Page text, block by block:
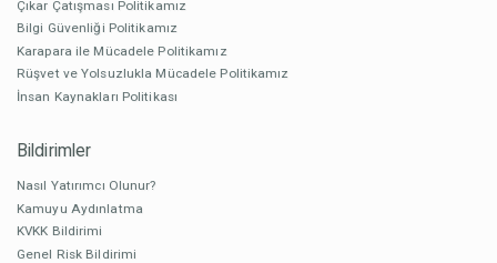
Çıkar Çatışması Politikamız
Bilgi Güvenliği Politikamız
Karapara ile Mücadele Politikamız
Rüşvet ve Yolsuzlukla Mücadele Politikamız
İnsan Kaynakları Politikası
Bildirimler
Nasıl Yatırımcı Olunur?
Kamuyu Aydınlatma
KVKK Bildirimi
Genel Risk Bildirimi